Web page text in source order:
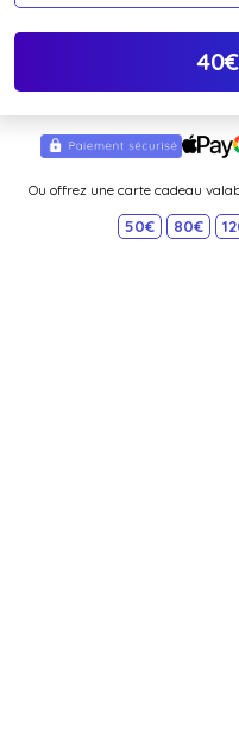
40€
Ou offrez une carte cadeau
50€ 80€